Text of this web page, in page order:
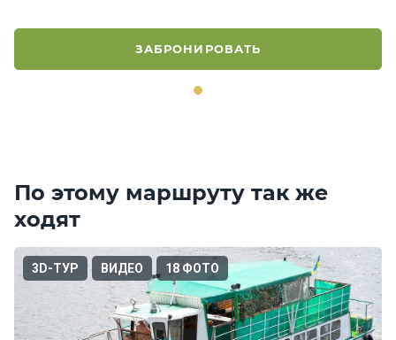
ЗАБРОНИРОВАТЬ
По этому маршруту так же
ходят
3D-ТУР ВИДЕО 18 ФОТО